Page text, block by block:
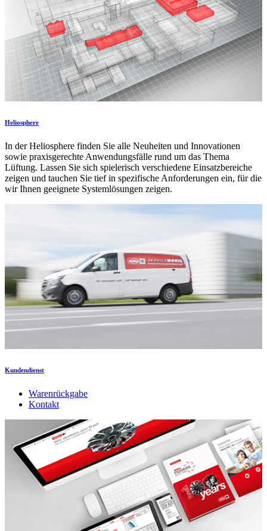
Heliosphere
In der Heliosphere finden Sie alle Neuheiten und Innovationen
sowie praxisgerechte Anwendungsfälle rund um das Thema
Lüftung. Lassen Sie sich spielerisch verschiedene Einsatzbereiche
zeigen und tauchen Sie tief in spezifische Anforderungen ein, für die
wir Ihnen geeignete Systemlösungen zeigen.
Kundendienst
Warenrückgabe
Kontakt